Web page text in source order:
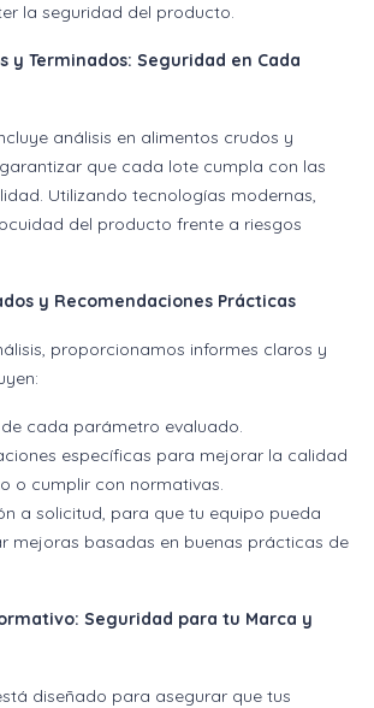
la seguridad del producto.
y Terminados: Seguridad en Cada
análisis en alimentos crudos y
que cada lote cumpla con las
Utilizando tecnologías modernas,
del producto frente a riesgos
y Recomendaciones Prácticas
proporcionamos informes claros y
cada parámetro evaluado.
específicas para mejorar la calidad
o cumplir con normativas.
a solicitud, para que tu equipo pueda
mejoras basadas en buenas prácticas de
Seguridad para tu Marca y
diseñado para asegurar que tus